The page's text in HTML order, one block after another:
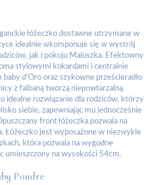
łóżeczko dostawne utrzymane w
idealnie wkomponuje się w wystrój
jak i pokoju Maluszka. Efektowny
stylowymi kokardami i centralnie
d'Oro oraz szykowne prześcieradło
z falbaną tworzą niepowtarzalną
idealne rozwiązanie dla rodziców, którzy
siebie, zapewniając mu jednocześnie
front łóżeczka pozwala na
Łóżeczko jest wyposażone w niezwykle
która pozwala na wygodne
umieszczony na wysokości 54cm.
Poudre